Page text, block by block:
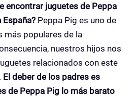
encontrar juguetes de Peppa
Peppa Pig es uno de
más populares de la
nuestros hijos nos
relacionados con este
El deber de los padres es
de Peppa Pig lo más barato